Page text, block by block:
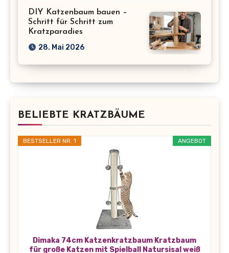
DIY Katzenbaum bauen –
Schritt für Schritt zum
Kratzparadies
28. Mai 2026
BELIEBTE KRATZBÄUME
ANGEBOT
BESTSELLER NR. 1
Dimaka 74cm Katzenkratzbaum Kratzbaum
für große Katzen mit Spielball Natursisal weiß